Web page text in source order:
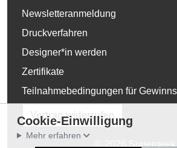
Newsletteranmeldung
Druckverfahren
Designer*in werden
Zertifikate
Teilnahmebedingungen für
Vertrag widerrufen
Cookie-Einwilligung
Mehr erfahren